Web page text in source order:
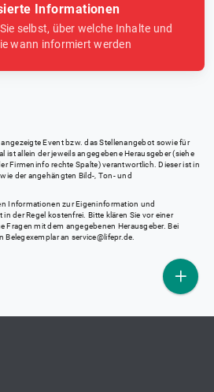
Informationen
selbst, über welche Inhalte und
wann informiert werden
Event bzw. das Stellenangebot sowie für
ist allein der jeweils angegebene Herausgeber (siehe
Firmeninfo rechte Spalte) verantwortlich. Dieser ist in
der angehängten Bild-, Ton- und
Informationen zur Eigeninformation und
der Regel kostenfrei. Bitte klären Sie vor einer
Fragen mit dem angegebenen Herausgeber. Bei
Belegexemplar an service@lifepr.de